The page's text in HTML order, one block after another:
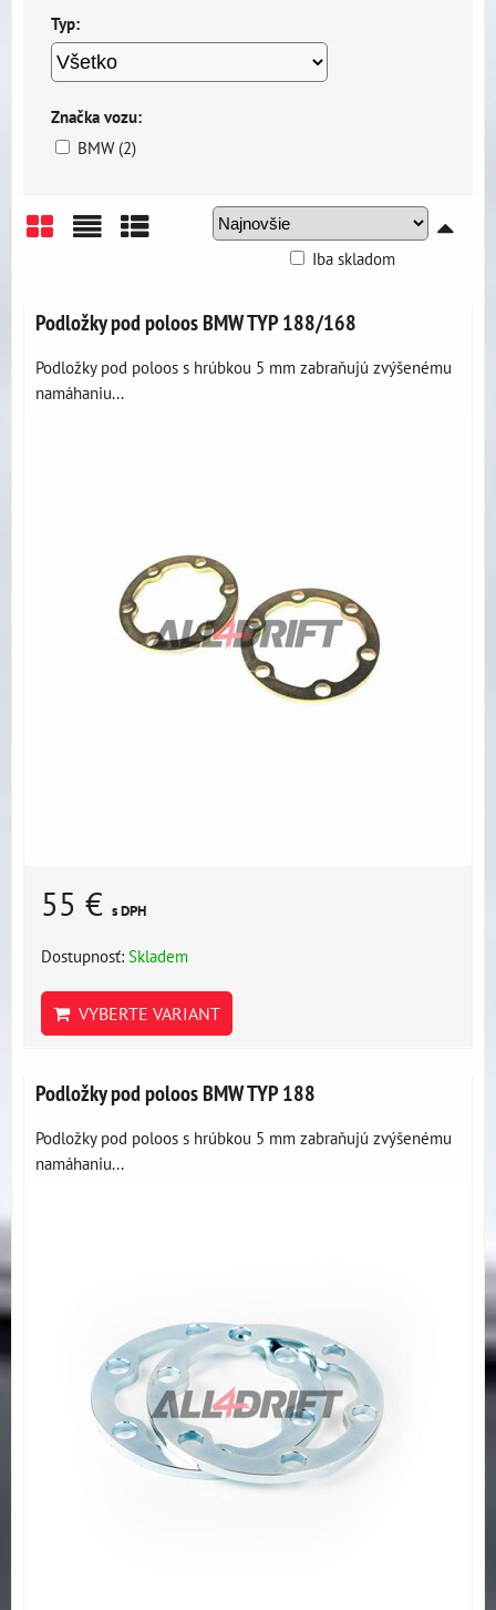
Typ:
Značka vozu:
BMW (2)
Iba skladom
Podložky pod poloos BMW TYP 188/168
Podložky pod poloos s hrúbkou 5 mm zabraňujú zvýšenému
namáhaniu...
55 € s DPH
Dostupnosť: Skladem
VYBERTE VARIANT
Podložky pod poloos BMW TYP 188
Podložky pod poloos s hrúbkou 5 mm zabraňujú zvýšenému
namáhaniu...